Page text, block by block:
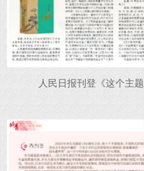
人民日报刊登《这个主